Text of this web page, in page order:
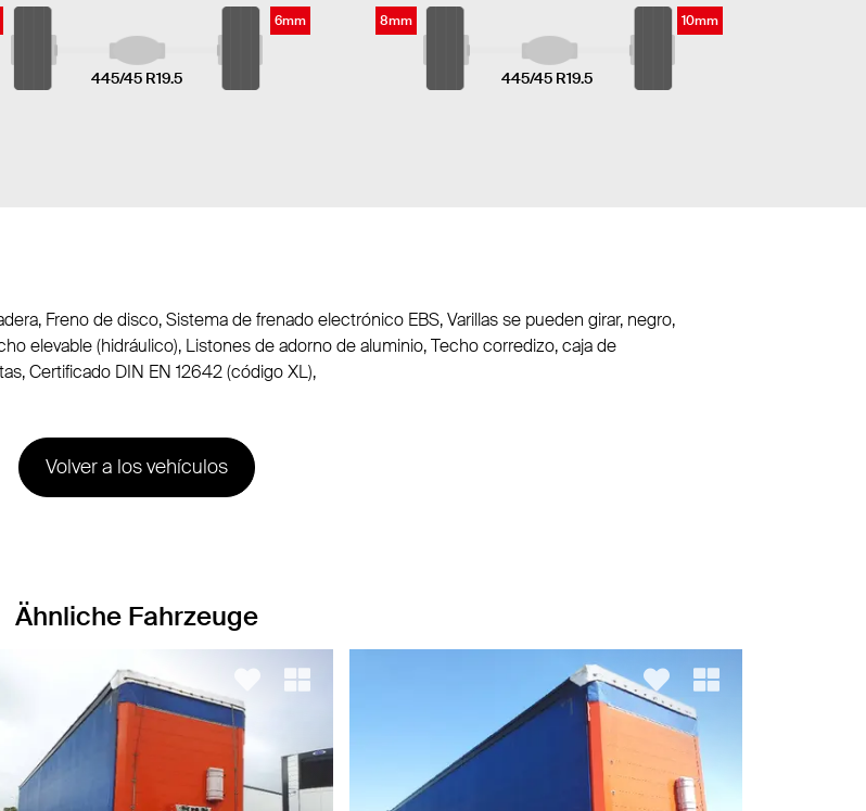
445/45 R19.5
6mm 8mm
445/45 R19.5
10mm
Freno de disco, Sistema de frenado electrónico EBS, Varillas se pueden girar, negro,
elevable (hidráulico), Listones de adorno de aluminio, Techo corredizo, caja de
Certificado DIN EN 12642 (código XL),
Volver a los vehículos
Ähnliche Fahrzeuge